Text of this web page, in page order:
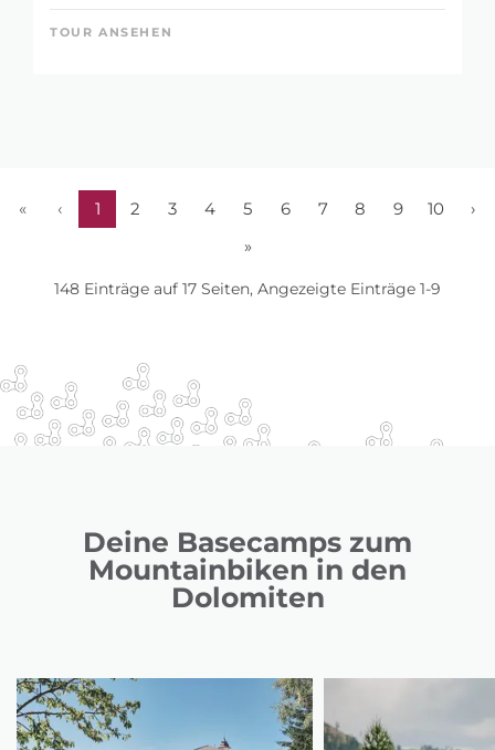
TOUR ANSEHEN
« ‹ 1 2 3 4 5 6 7 8 9 10
›
»
148 Einträge auf 17 Seiten, Angezeigte Einträge 1-9
Deine Basecamps zum
Mountainbiken in den
Dolomiten